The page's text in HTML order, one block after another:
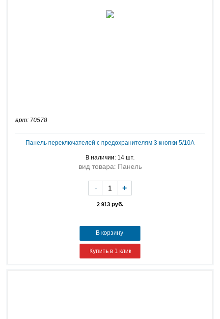
арт: 70578
Панель переключателей с предохранителям 3 кнопки 5/10A
В наличии: 14 шт.
вид товара: Панель
2 913 руб.
- +
В корзину
Купить в 1 клик